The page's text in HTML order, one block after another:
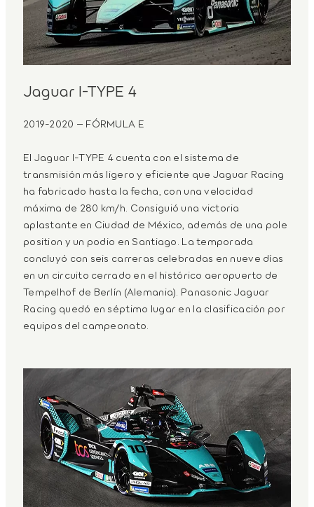
Jaguar I-TYPE 4
2019-2020 – FÓRMULA E
El Jaguar I-TYPE 4 cuenta con el sistema de
transmisión más ligero y eficiente que Jaguar Racing
ha fabricado hasta la fecha, con una velocidad
máxima de 280 km/h. Consiguió una victoria
aplastante en Ciudad de México, además de una pole
position y un podio en Santiago. La temporada
concluyó con seis carreras celebradas en nueve días
en un circuito cerrado en el histórico aeropuerto de
Tempelhof de Berlín (Alemania). Panasonic Jaguar
Racing quedó en séptimo lugar en la clasificación por
equipos del campeonato.